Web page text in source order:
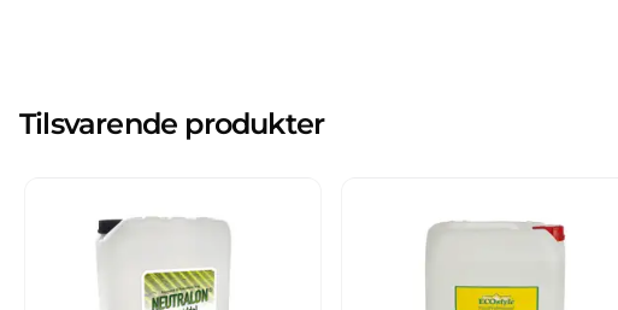
Tilsvarende produkter